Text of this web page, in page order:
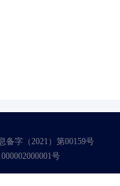
备字（2021）第00159号
号